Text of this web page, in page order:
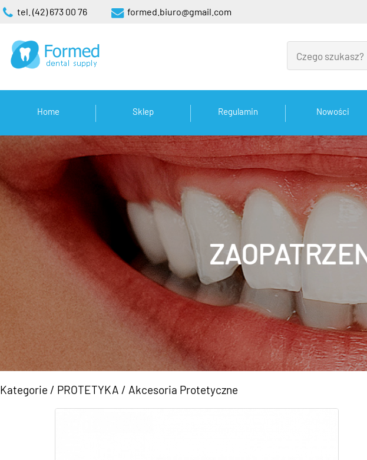
tel. (42) 673 00 76 formed.biuro@gmail.com
Home Sklep Regulamin Nowości
Kategorie / PROTETYKA / Akcesoria Protetyczne